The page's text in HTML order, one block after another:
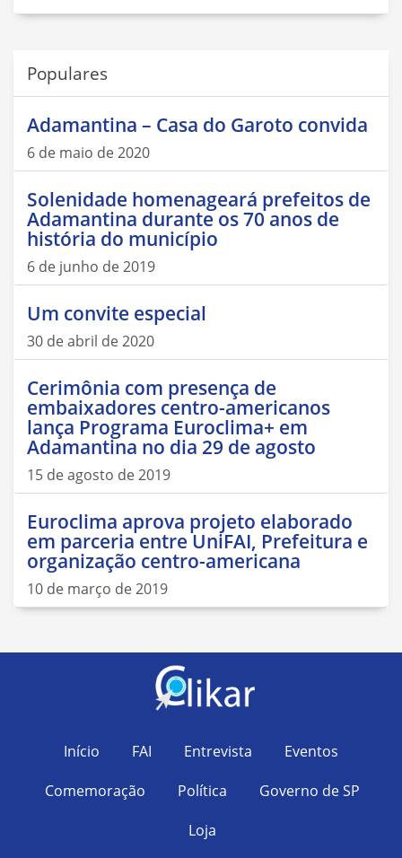
Populares
Adamantina – Casa do Garoto convida
6 de maio de 2020
Solenidade homenageará prefeitos de
Adamantina durante os 70 anos de
história do município
6 de junho de 2019
Um convite especial
30 de abril de 2020
Cerimônia com presença de
embaixadores centro-americanos
lança Programa Euroclima+ em
Adamantina no dia 29 de agosto
15 de agosto de 2019
Euroclima aprova projeto elaborado
em parceria entre UniFAI, Prefeitura e
organização centro-americana
10 de março de 2019
Início FAI Entrevista
Eventos
Comemoração
Política
Governo de SP
Loja